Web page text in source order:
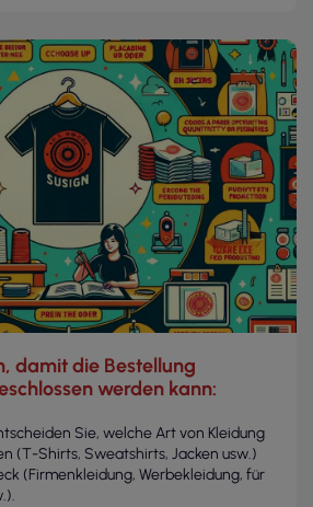
damit die Bestellung
werden kann:
Sie, welche Art von Kleidung
(T-Shirts, Sweatshirts, Jacken usw.)
(Firmenkleidung, Werbekleidung, für